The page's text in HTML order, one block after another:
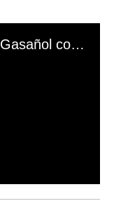
El mal momento de Yanina Gasañol con un hincha argentino en "Subrayado"